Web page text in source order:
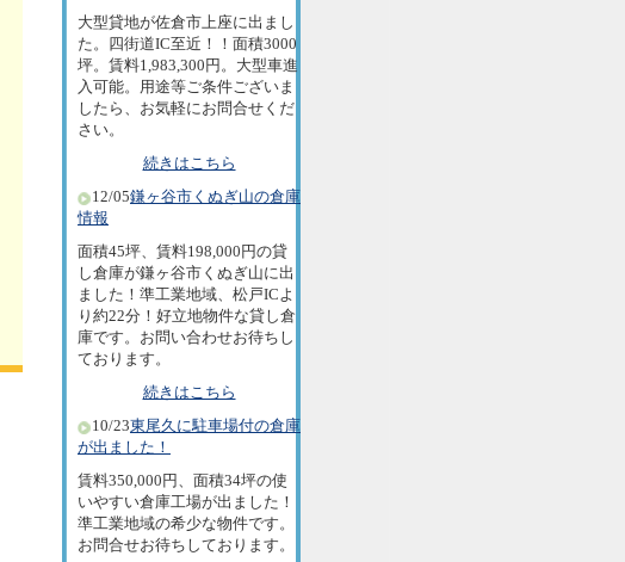
大型貸地が佐倉市上座に出まし
た。四街道IC至近！！面積3000
坪。賃料1,983,300円。大型車進
入可能。用途等ご条件ございま
したら、お気軽にお問合せくだ
さい。
続きはこちら
12/05鎌ヶ谷市くぬぎ山の倉庫
情報
面積45坪、賃料198,000円の貸
し倉庫が鎌ヶ谷市くぬぎ山に出
ました！準工業地域、松戸ICよ
り約22分！好立地物件な貸し倉
庫です。お問い合わせお待ちし
ております。
続きはこちら
10/23東尾久に駐車場付の倉庫
が出ました！
賃料350,000円、面積34坪の使
いやすい倉庫工場が出ました！
準工業地域の希少な物件です。
お問合せお待ちしております。